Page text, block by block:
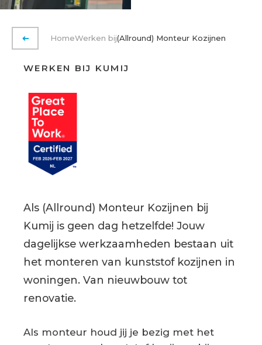
VORIGE PAGINA
HomeWerken bij(Allround) Monteur Kozijnen
WERKEN BIJ KUMIJ
Als (Allround) Monteur Kozijnen bij
Kumij is geen dag hetzelfde! Jouw
dagelijkse werkzaamheden bestaan uit
het monteren van kunststof kozijnen in
woningen. Van nieuwbouw tot
renovatie.
Als monteur houd jij je bezig met het